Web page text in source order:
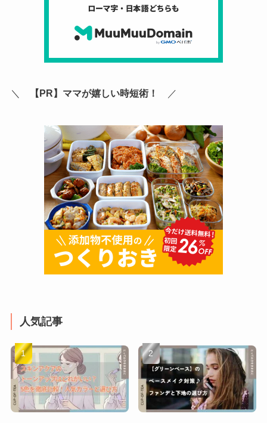
＼ 【PR】ママが嬉しい時短術！ ／
人気記事